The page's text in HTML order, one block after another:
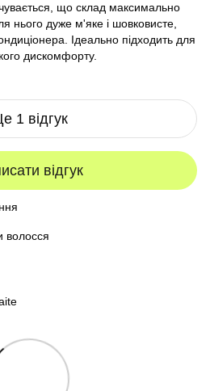
що склад максимально
нього дуже м'яке і шовковисте,
Ідеально підходить для
дискомфорту.
1 відгук
відгук
волосся